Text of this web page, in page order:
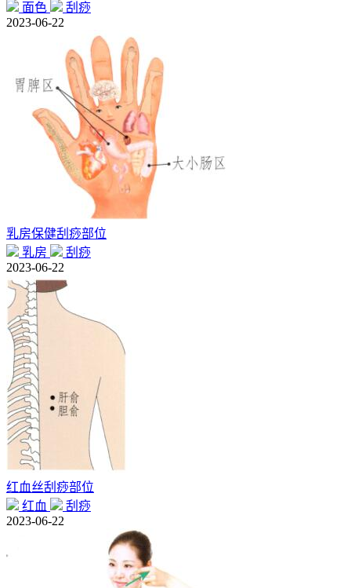
面色
刮痧
2023-06-22
乳房保健刮痧部位
乳房
刮痧
2023-06-22
红血丝刮痧部位
红血
刮痧
2023-06-22